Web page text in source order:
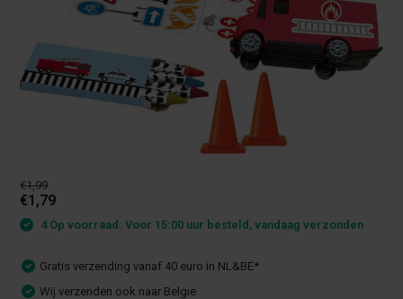
€1,99
€1,79
4 Op voorraad: Voor 15:00 uur besteld, vandaag verzonden
Gratis verzending vanaf 40 euro in NL&BE*
Wij verzenden ook naar Belgie